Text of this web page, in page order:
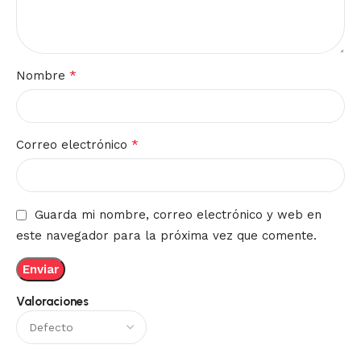
Valoraciones
Nombre *
Correo electrónico *
Guarda mi nombre, correo electrónico y web en
este navegador para la próxima vez que comente.